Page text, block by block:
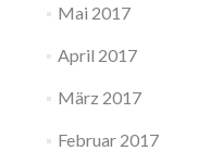
Mai 2017
April 2017
März 2017
Februar 2017